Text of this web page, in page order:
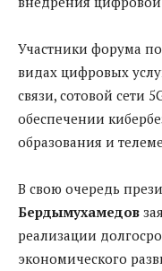
Участники форума
видах цифровых
связи, сотовой сети
обеспечении
образования и
В свою очередь
Бердымухамедов
реализации
экономического